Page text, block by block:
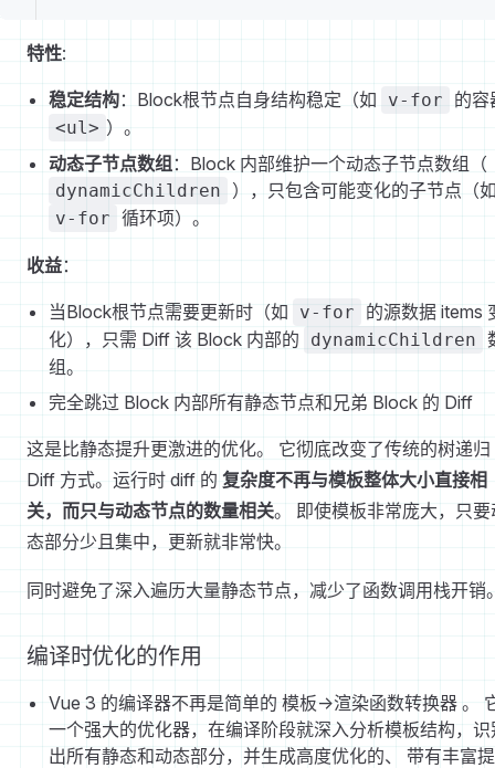
特性:
稳定结构：Block根节点自身结构稳定（如 v-for 的容
<ul> ）。
动态子节点数组：Block 内部维护一个动态子节点数组（
dynamicChildren ），只包含可能变化的子节点（
v-for 循环项）。
收益：
当Block根节点需要更新时（如 v-for
的源数据 items
化），只需 Diff 该 Block 内部的
dynamicChildren
组。
完全跳过 Block 内部所有静态节点和兄弟 Block 的 Diff
这是比静态提升更激进的优化。 它彻底改变了传统的树递归
Diff 方式。运行时 diff 的 复杂度不再与模板整体大小直接相
关，而只与动态节点的数量相关。 即使模板非常庞大，只要
态部分少且集中，更新就非常快。
同时避免了深入遍历大量静态节点，减少了函数调用栈开销
编译时优化的作用
Vue 3 的编译器不再是简单的 模板->渲染函数转换器 。
一个强大的优化器，在编译阶段就深入分析模板结构，识
出所有静态和动态部分，并生成高度优化的、 带有丰富